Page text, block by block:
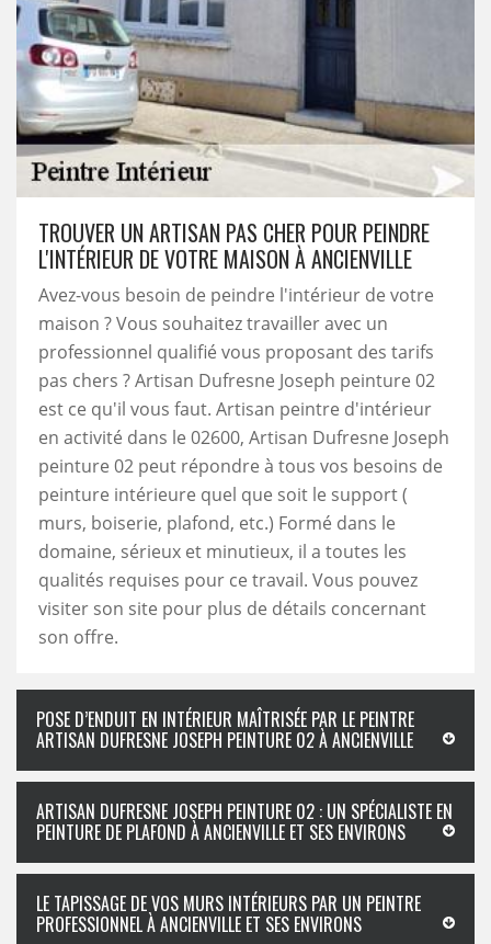
TROUVER UN ARTISAN PAS CHER POUR PEINDRE
L'INTÉRIEUR DE VOTRE MAISON À ANCIENVILLE
Avez-vous besoin de peindre l'intérieur de votre
maison ? Vous souhaitez travailler avec un
professionnel qualifié vous proposant des tarifs
pas chers ? Artisan Dufresne Joseph peinture 02
est ce qu'il vous faut. Artisan peintre d'intérieur
en activité dans le 02600, Artisan Dufresne Joseph
peinture 02 peut répondre à tous vos besoins de
peinture intérieure quel que soit le support (
murs, boiserie, plafond, etc.) Formé dans le
domaine, sérieux et minutieux, il a toutes les
qualités requises pour ce travail. Vous pouvez
visiter son site pour plus de détails concernant
son offre.
POSE D’ENDUIT EN INTÉRIEUR MAÎTRISÉE PAR LE PEINTRE
ARTISAN DUFRESNE JOSEPH PEINTURE 02 À ANCIENVILLE
ARTISAN DUFRESNE JOSEPH PEINTURE 02 : UN SPÉCIALISTE EN
PEINTURE DE PLAFOND À ANCIENVILLE ET SES ENVIRONS
LE TAPISSAGE DE VOS MURS INTÉRIEURS PAR UN PEINTRE
PROFESSIONNEL À ANCIENVILLE ET SES ENVIRONS